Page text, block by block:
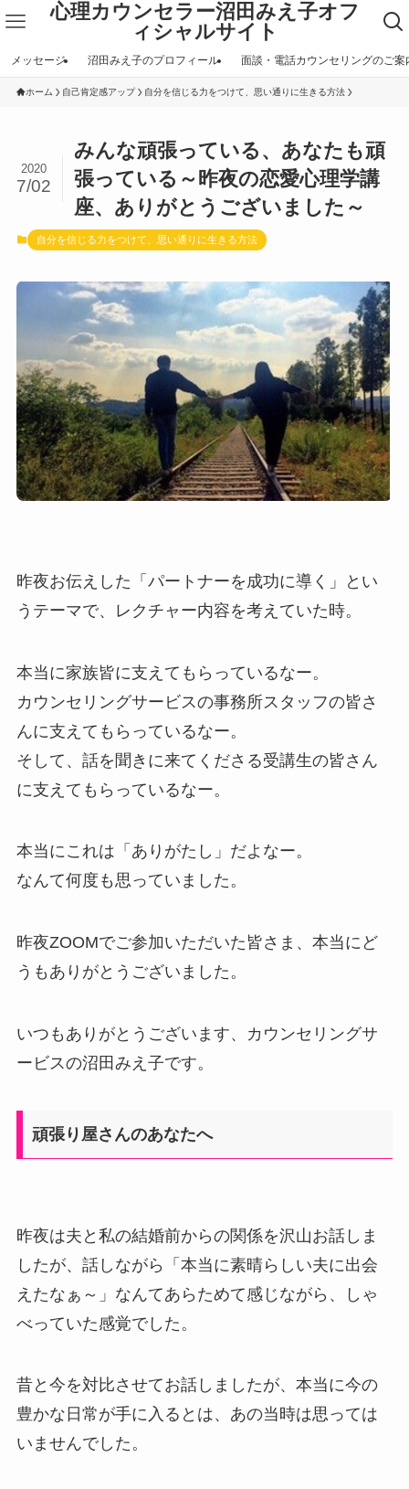
心理カウンセラー沼田みえ子オフ
ィシャルサイト
メッセージ 沼田みえ子のプロフィール 面談・電話カウンセリングのご案
ホーム 自己肯定感アップ 自分を信じる力をつけて、思い通りに生きる方法
みんな頑張っている、あなたも頑
張っている～昨夜の恋愛心理学講
座、ありがとうございました～
2020
7/02
自分を信じる力をつけて、思い通りに生きる方法
昨夜お伝えした「パートナーを成功に導く」とい
うテーマで、レクチャー内容を考えていた時。
本当に家族皆に支えてもらっているなー。
カウンセリングサービスの事務所スタッフの皆さ
んに支えてもらっているなー。
そして、話を聞きに来てくださる受講生の皆さん
に支えてもらっているなー。
本当にこれは「ありがたし」だよなー。
なんて何度も思っていました。
昨夜ZOOMでご参加いただいた皆さま、本当にど
うもありがとうございました。
いつもありがとうございます、カウンセリングサ
ービスの沼田みえ子です。
頑張り屋さんのあなたへ
昨夜は夫と私の結婚前からの関係を沢山お話しま
したが、話しながら「本当に素晴らしい夫に出会
えたなぁ～」なんてあらためて感じながら、しゃ
べっていた感覚でした。
昔と今を対比させてお話しましたが、本当に今の
豊かな日常が手に入るとは、あの当時は思っては
いませんでした。